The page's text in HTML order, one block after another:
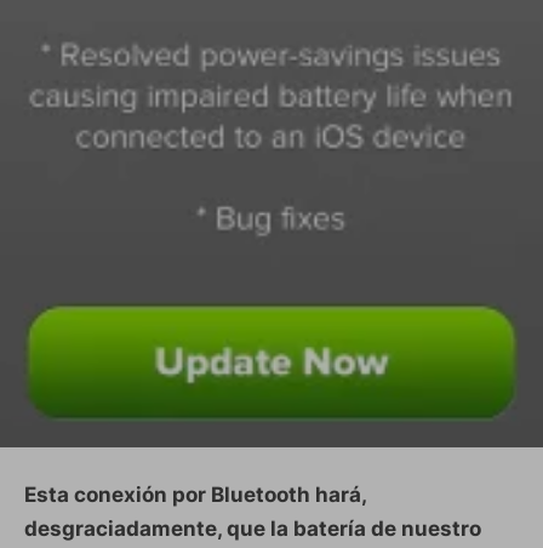
Esta conexión por Bluetooth hará,
desgraciadamente, que la batería de nuestro